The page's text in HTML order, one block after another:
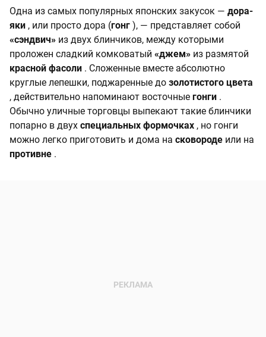
Одна из самых популярных японских закусок — дора-
яки , или просто дора (гонг ), — представляет собой
«сэндвич» из двух блинчиков, между которыми
проложен сладкий комковатый «джем» из размятой
красной фасоли . Сложенные вместе абсолютно
круглые лепешки, поджаренные до золотистого цвета
, действительно напоминают восточные гонги .
Обычно уличные торговцы выпекают такие блинчики
попарно в двух специальных формочках , но гонги
можно легко приготовить и дома на сковороде или на
противне .